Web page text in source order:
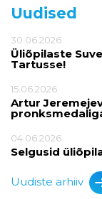
Uudised
30.06.2026
Üliõpilaste
Tartusse!
15.06.2026
Artur
04.06.2026
Selgusid
Uudiste arhiiv